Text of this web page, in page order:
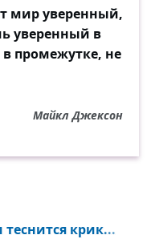
мир уверенный,
уверенный в
в промежутке, не
Майкл Джексон
крик...